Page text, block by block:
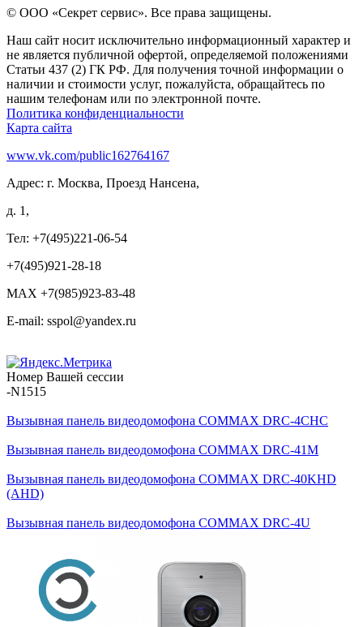
© ООО «Секрет сервис». Все права защищены.
Наш сайт носит исключительно информационный характер и
не является публичной офертой, определяемой положениями
Статьи 437 (2) ГК РФ. Для получения точной информации о
наличии и стоимости услуг, пожалуйста, обращайтесь по
нашим телефонам или по электронной почте.
Политика конфиденциальности
Карта сайта
www.vk.com/public162764167
Адрес: г. Москва, Проезд Нансена,
д. 1,
Тел: +7(495)221-06-54
+7(495)921-28-18
MAX +7(985)923-83-48
E-mail: sspol@yandex.ru
Номер Вашей сессии
-N1515
Вызывная панель видеодомофона COMMAX DRC-4CHC
Вызывная панель видеодомофона COMMAX DRC-41M
Вызывная панель видеодомофона COMMAX DRC-40KHD
(AHD)
Вызывная панель видеодомофона COMMAX DRC-4U